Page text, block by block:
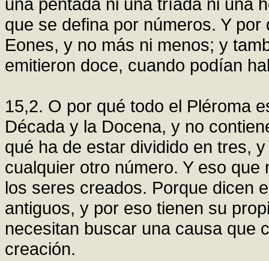
que se defina por números. Y
Eones, y no más ni menos; y
emitieron doce, cuando podían
15,2. O por qué todo el Pléroma
Década y la Docena, y no
qué ha de estar dividido en tres,
cualquier otro número. Y eso
los seres creados. Porque dicen
antiguos, y por eso tienen su
necesitan buscar una causa que
creación.